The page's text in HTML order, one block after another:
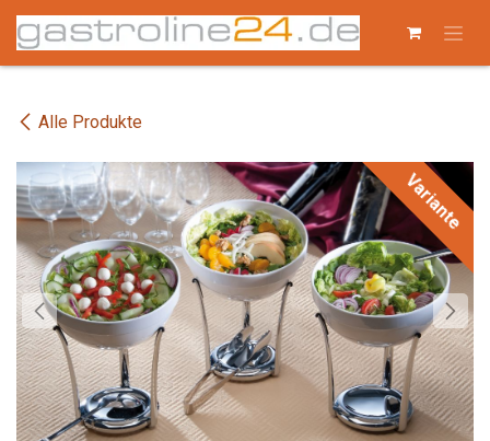
Zum Inhalt springen
Alle Produkte
Variante